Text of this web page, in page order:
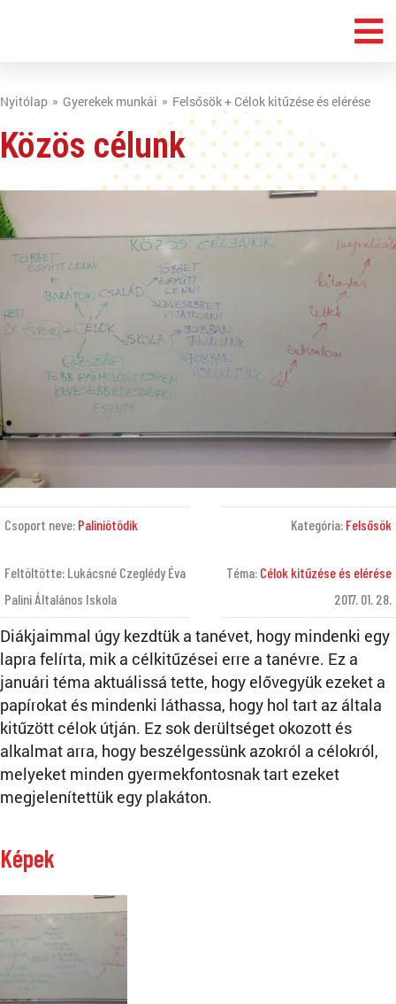
Nyitólap Gyerekek munkái Felsősök + Célok kitűzése és elérése
Közös célunk
Csoport neve: Paliniötödik
Feltöltötte: Lukácsné Czeglédy Éva
Palini Általános Iskola
Kategória: Felsősök
Téma: Célok kitűzése és elérése
2017. 01. 28.
Diákjaimmal úgy kezdtük a tanévet, hogy mindenki egy
lapra felírta, mik a célkitűzései erre a tanévre. Ez a
januári téma aktuálissá tette, hogy elővegyük ezeket a
papírokat és mindenki láthassa, hogy hol tart az általa
kitűzött célok útján. Ez sok derültséget okozott és
alkalmat arra, hogy beszélgessünk azokról a célokról,
melyeket minden gyermekfontosnak tart ezeket
megjelenítettük egy plakáton.
Képek